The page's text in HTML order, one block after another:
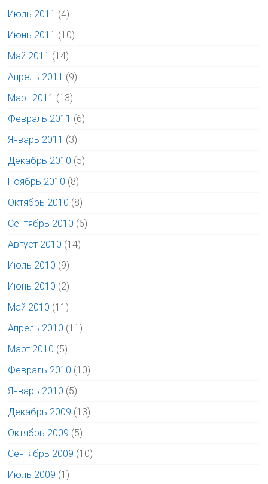
Июль 2011 (4)
Июнь 2011 (10)
Май 2011 (14)
Апрель 2011 (9)
Март 2011 (13)
Февраль 2011 (6)
Январь 2011 (3)
Декабрь 2010 (5)
Ноябрь 2010 (8)
Октябрь 2010 (8)
Сентябрь 2010 (6)
Август 2010 (14)
Июль 2010 (9)
Июнь 2010 (2)
Май 2010 (11)
Апрель 2010 (11)
Март 2010 (5)
Февраль 2010 (10)
Январь 2010 (5)
Декабрь 2009 (13)
Октябрь 2009 (5)
Сентябрь 2009 (10)
Июль 2009 (1)